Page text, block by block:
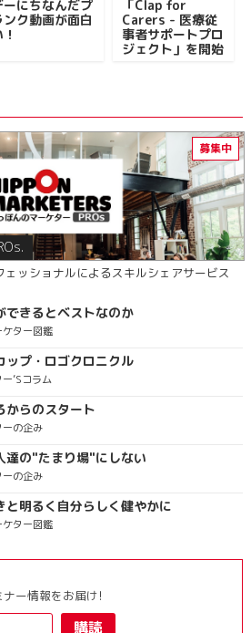
ーにちなんだプ
ンク動画が面白
「Clap for
Carers - 医療従
事者サポートプロ
ジェクト」を開始
ッショナルによるスキルシェアサービス
できるとベストなのか
ケター図鑑
ップ・ロゴクロニクル
’Sコラム
からのスタート
ーの企み
達の"たまり場"にしない
ーの企み
と明るく自分らしく健やかに
ケター図鑑
ー情報をお届け!